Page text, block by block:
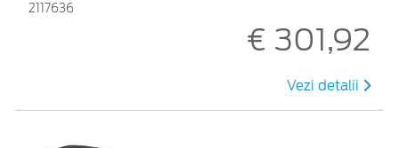
2117636
€ 301,92
Vezi detalii